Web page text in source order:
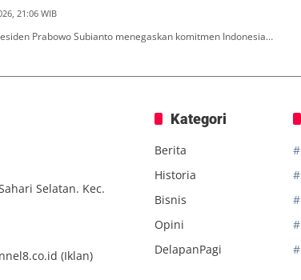
21:06 WIB
Prabowo Subianto menegaskan komitmen Indonesia…
Selatan. Kec.
(Iklan)
Kategori
Berita
Historia
Bisnis
Opini
DelapanPagi